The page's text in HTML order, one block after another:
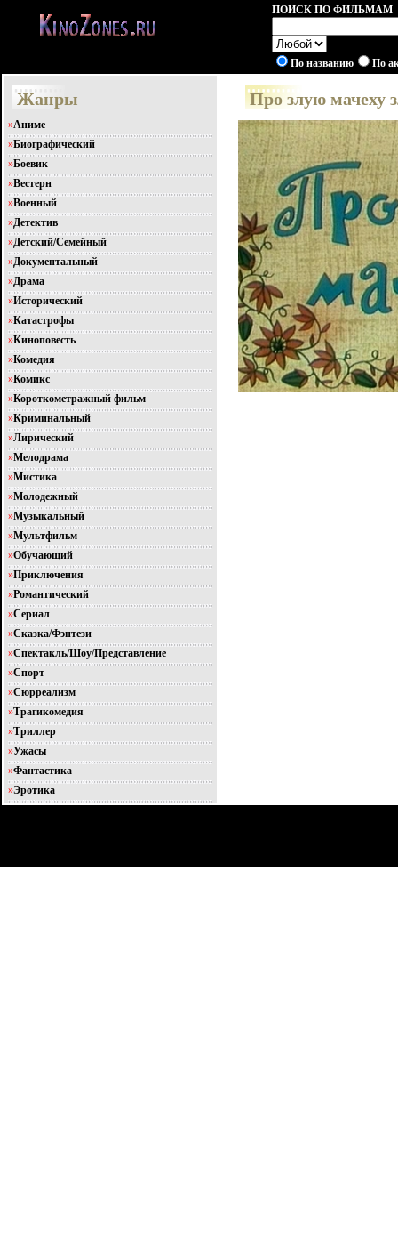
ПОИСК ПО ФИЛЬМАМ
По названию По
Жанры
»Аниме
»Биографический
»Боевик
»Вестерн
»Военный
»Детектив
»Детский/Семейный
»Документальный
»Драма
»Исторический
»Катастрофы
»Киноповесть
»Комедия
»Комикс
»Короткометражный фильм
»Криминальный
»Лирический
»Мелодрама
»Мистика
»Молодежный
»Музыкальный
»Мультфильм
»Обучающий
»Приключения
»Романтический
»Сериал
»Сказка/Фэнтези
»Спектакль/Шоу/Представление
»Спорт
»Сюрреализм
»Трагикомедия
»Триллер
»Ужасы
»Фантастика
»Эротика
Про злую мачеху